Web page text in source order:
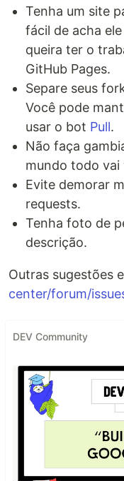
Tenha um site
fácil de acha
queira ter o
GitHub Pages.
Separe seus
Você pode
usar o bot Pull.
Não faça
mundo todo vai
Evite demorar
requests.
Tenha foto de
descrição.
Outras sugestões
center/forum/
DEV Community